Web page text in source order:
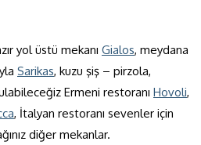
yol üstü mekanı Gialos, meydana
Sarikas, kuzu şiş – pirzola,
Ermeni restoranı Hovoli,
, İtalyan restoranı sevenler için
diğer mekanlar.